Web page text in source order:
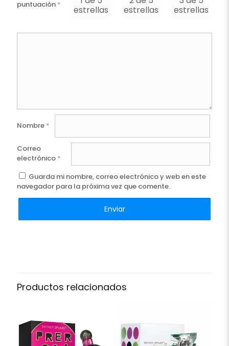
puntuación *
estrellas
estrellas
estrellas
Nombre *
Correo
electrónico *
Guarda mi nombre, correo electrónico y web en este
navegador para la próxima vez que comente.
Productos relacionados